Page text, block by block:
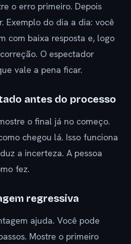
o erro primeiro. Depois
Exemplo do dia a dia: você
com baixa resposta e, logo
O espectador
vale a pena ficar.
antes do processo
o final já no começo.
chegou lá. Isso funciona
a incerteza. A pessoa
fez.
regressiva
ajuda. Você pode
Mostre o primeiro